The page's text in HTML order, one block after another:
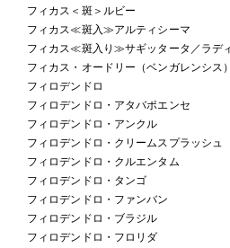
フィカス＜斑＞ルビー
フィカス≪斑入≫アルティシーマ
フィカス≪斑入り≫サギッタータ／ラデ
フィカス・オードリー（ベンガレンシス）
フィロデンドロ
フィロデンドロ・アタバポエンセ
フィロデンドロ・アンクル
フィロデンドロ・クリームスプラッシュ
フィロデンドロ・クルエンタム
フィロデンドロ・タンゴ
フィロデンドロ・ファンバン
フィロデンドロ・ブラジル
フィロデンドロ・フロリダ